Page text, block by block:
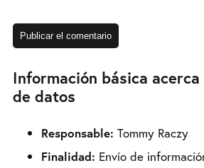
Información básica
de datos
Responsable: Tommy Raczy
Finalidad: Envío de